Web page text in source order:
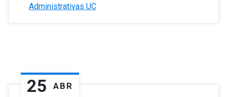
Administrativas UC
25 ABR